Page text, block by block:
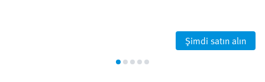
Şimdi satın alın